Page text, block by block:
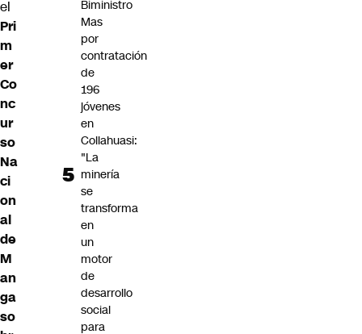
el
Pri
m
er
Co
nc
ur
so
Na
ci
on
al
de
M
an
ga
so
Biministro
Mas
por
contratación
de
196
jóvenes
en
Collahuasi:
"La
minería
se
transforma
en
un
motor
de
desarrollo
social
para